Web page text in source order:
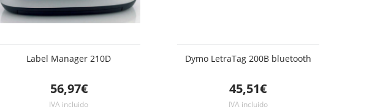
Label Manager 210D
56,97€
IVA incluido
Dymo LetraTag 200B bluetooth
45,51€
IVA incluido